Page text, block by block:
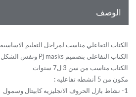
masks
الوصف
الكتاب التفاعلي مناسب لمراحل التعليم الاساسيه
الكتاب التفاعلي بتصميم Pj masks ونفس الشكل للبورد
الكتاب مناسب من سن 3 ل7 سنوات
مكون من 5 أنشطه تفاعليه :
1- نشاط بازل الحروف الانجليزيه كابيتال وسمول